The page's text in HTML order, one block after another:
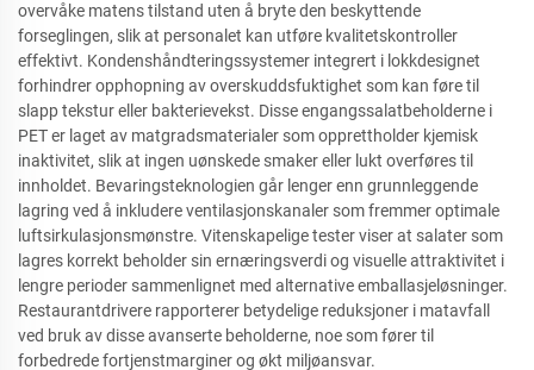
overvåke matens tilstand uten å bryte den beskyttende
forseglingen, slik at personalet kan utføre kvalitetskontroller
effektivt. Kondenshåndteringssystemer integrert i lokkdesignet
forhindrer opphopning av overskuddsfuktighet som kan føre til
slapp tekstur eller bakterievekst. Disse engangssalatbeholderne i
PET er laget av matgradsmaterialer som opprettholder kjemisk
inaktivitet, slik at ingen uønskede smaker eller lukt overføres til
innholdet. Bevaringsteknologien går lenger enn grunnleggende
lagring ved å inkludere ventilasjonskanaler som fremmer optimale
luftsirkulasjonsmønstre. Vitenskapelige tester viser at salater som
lagres korrekt beholder sin ernæringsverdi og visuelle attraktivitet i
lengre perioder sammenlignet med alternative emballasjeløsninger.
Restaurantdrivere rapporterer betydelige reduksjoner i matavfall
ved bruk av disse avanserte beholderne, noe som fører til
forbedrede fortjenstmarginer og økt miljøansvar.